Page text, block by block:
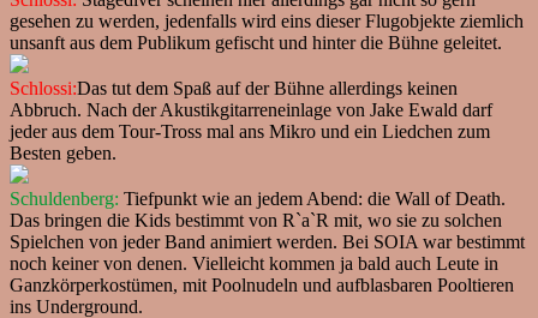
gesehen zu werden, jedenfalls wird eins dieser Flugobjekte ziemlich
unsanft aus dem Publikum gefischt und hinter die Bühne geleitet.
Schlossi:Das tut dem Spaß auf der Bühne allerdings keinen
Abbruch. Nach der Akustikgitarreneinlage von Jake Ewald darf
jeder aus dem Tour-Tross mal ans Mikro und ein Liedchen zum
Besten geben.
Schuldenberg: Tiefpunkt wie an jedem Abend: die Wall of Death.
Das bringen die Kids bestimmt von R`a`R mit, wo sie zu solchen
Spielchen von jeder Band animiert werden. Bei SOIA war bestimmt
noch keiner von denen. Vielleicht kommen ja bald auch Leute in
Ganzkörperkostümen, mit Poolnudeln und aufblasbaren Pooltieren
ins Underground.